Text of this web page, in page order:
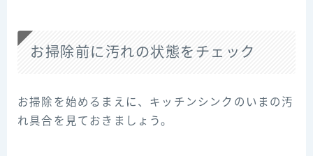
お掃除前に汚れの状態をチェック
お掃除を始めるまえに、キッチンシンクのいまの汚
れ具合を見ておきましょう。